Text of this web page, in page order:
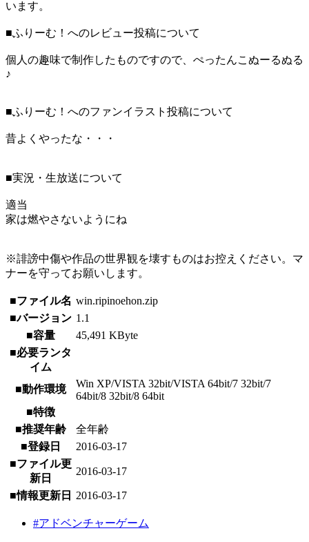
います。
■ふりーむ！へのレビュー投稿について
個人の趣味で制作したものですので、ぺったんこぬーるぬる
♪
■ふりーむ！へのファンイラスト投稿について
昔よくやったな・・・
■実況・生放送について
適当
家は燃やさないようにね
※誹謗中傷や作品の世界観を壊すものはお控えください。マ
ナーを守ってお願いします。
■ファイル名 win.ripinoehon.zip
■バージョン 1.1
■容量
45,491 KByte
■必要ランタ
イム
■動作環境
Win XP/VISTA 32bit/VISTA 64bit/7 32bit/7
64bit/8 32bit/8 64bit
■特徴
■推奨年齢
全年齢
■登録日
2016-03-17
■ファイル更
新日
2016-03-17
■情報更新日 2016-03-17
#アドベンチャーゲーム